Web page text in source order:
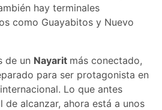
hay terminales
como Guayabitos y Nuevo
de un Nayarit más conectado,
para ser protagonista en
Lo que antes
alcanzar, ahora está a unos